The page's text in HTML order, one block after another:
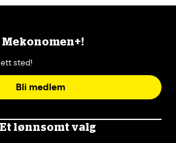
ett sted!
Bli medlem
lønnsomt valg